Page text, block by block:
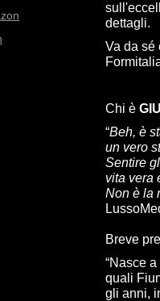
dettagli.
Va da sé
Chi è
“Beh, è
un vero
Sentire
vita vera
Non è la
Breve
“Nasce
quali
gli anni,